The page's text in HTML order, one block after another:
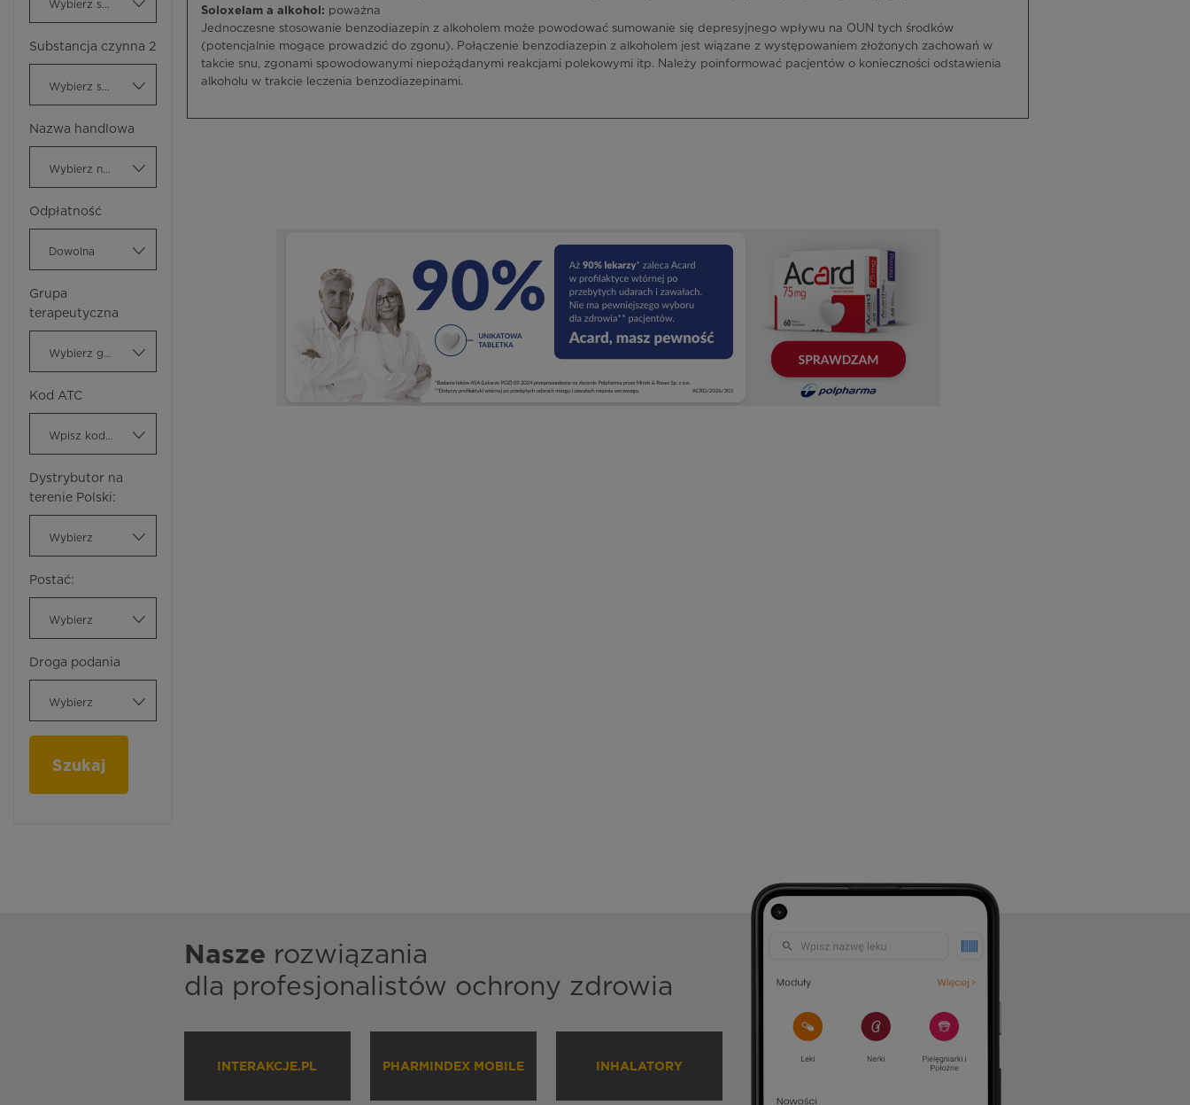
Substancja czynna 2
Nazwa handlowa
Odpłatność
Dowolna
Grupa
terapeutyczna
Kod ATC
Dystrybutor na
terenie Polski:
Wybierz
Postać:
Wybierz
Droga podania
Wybierz
Szukaj
Soloxelam a alkohol: poważna
Jednoczesne stosowanie benzodiazepin z alkoholem może powodować sumowanie się depresyjnego wpływu na OUN tych środków
(potencjalnie mogące prowadzić do zgonu). Połączenie benzodiazepin z alkoholem jest wiązane z występowaniem złożonych zachowań w
takcie snu, zgonami spowodowanymi niepożądanymi reakcjami polekowymi itp. Należy poinformować pacjentów o konieczności odstawienia
alkoholu w trakcie leczenia benzodiazepinami.
Nasze rozwiązania
dla profesjonalistów ochrony zdrowia
INTERAKCJE.PL PHARMINDEX MOBILE INHALATORY